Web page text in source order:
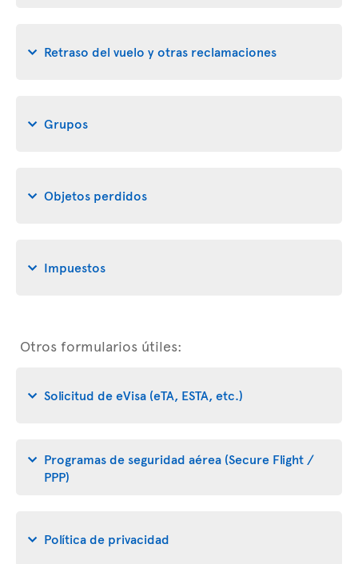
Retraso del vuelo y otras reclamaciones
Grupos
Objetos perdidos
Impuestos
Otros formularios útiles:
Solicitud de eVisa (eTA, ESTA, etc.)
Programas de seguridad aérea (Secure Flight /
PPP)
Política de privacidad